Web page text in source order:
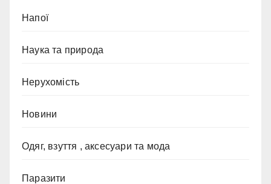
Напої
Наука та природа
Нерухомість
Новини
Одяг, взуття , аксесуари та мода
Паразити